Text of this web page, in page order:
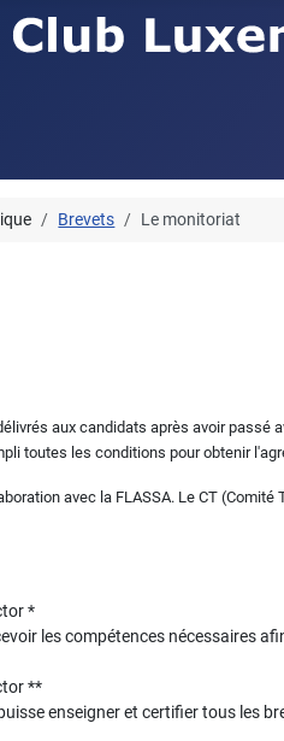
Brevets Le monitoriat
aux candidats après avoir passé
toutes les conditions pour obtenir
avec la FLASSA. Le CT
*
les compétences nécessaires
**
enseigner et certifier tous les